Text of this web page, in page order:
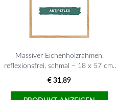
Massiver Eichenholzrahmen,
reflexionsfrei, schmal – 18 x 57 cm,
Typ 320
€ 31,89